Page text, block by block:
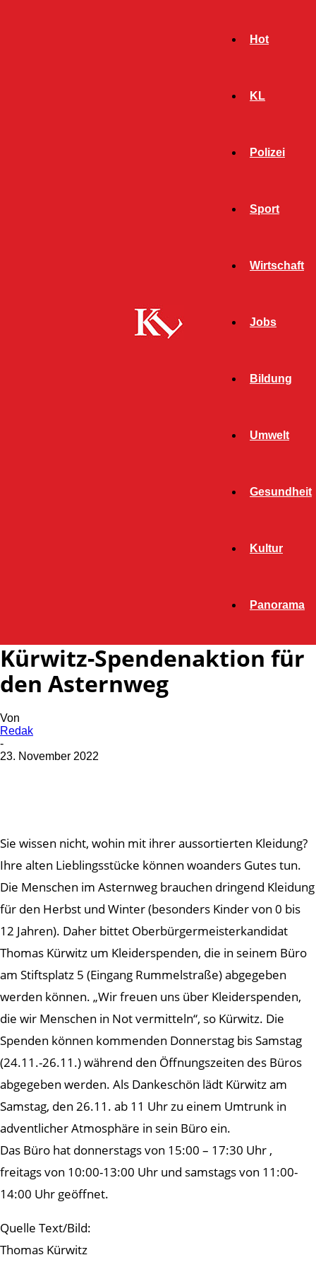
Hot
KL
Polizei
Sport
Wirtschaft
Jobs
Bildung
Umwelt
Gesundheit
Kultur
Panorama
Kürwitz-Spendenaktion für
den Asternweg
Von
Redak
-
23. November 2022
Sie wissen nicht, wohin mit ihrer aussortierten Kleidung?
Ihre alten Lieblingsstücke können woanders Gutes tun.
Die Menschen im Asternweg brauchen dringend Kleidung
für den Herbst und Winter (besonders Kinder von 0 bis
12 Jahren). Daher bittet Oberbürgermeisterkandidat
Thomas Kürwitz um Kleiderspenden, die in seinem Büro
am Stiftsplatz 5 (Eingang Rummelstraße) abgegeben
werden können. „Wir freuen uns über Kleiderspenden,
die wir Menschen in Not vermitteln“, so Kürwitz. Die
Spenden können kommenden Donnerstag bis Samstag
(24.11.-26.11.) während den Öffnungszeiten des Büros
abgegeben werden. Als Dankeschön lädt Kürwitz am
Samstag, den 26.11. ab 11 Uhr zu einem Umtrunk in
adventlicher Atmosphäre in sein Büro ein.
Das Büro hat donnerstags von 15:00 – 17:30 Uhr ,
freitags von 10:00-13:00 Uhr und samstags von 11:00-
14:00 Uhr geöffnet.
Quelle Text/Bild:
Thomas Kürwitz